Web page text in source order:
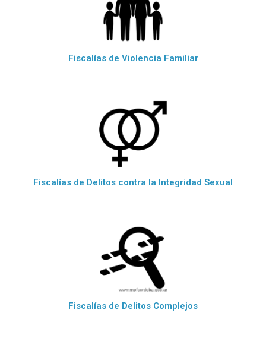
Fiscalías de Violencia Familiar
Fiscalías de Delitos contra la Integridad Sexual
Fiscalías de Delitos Complejos